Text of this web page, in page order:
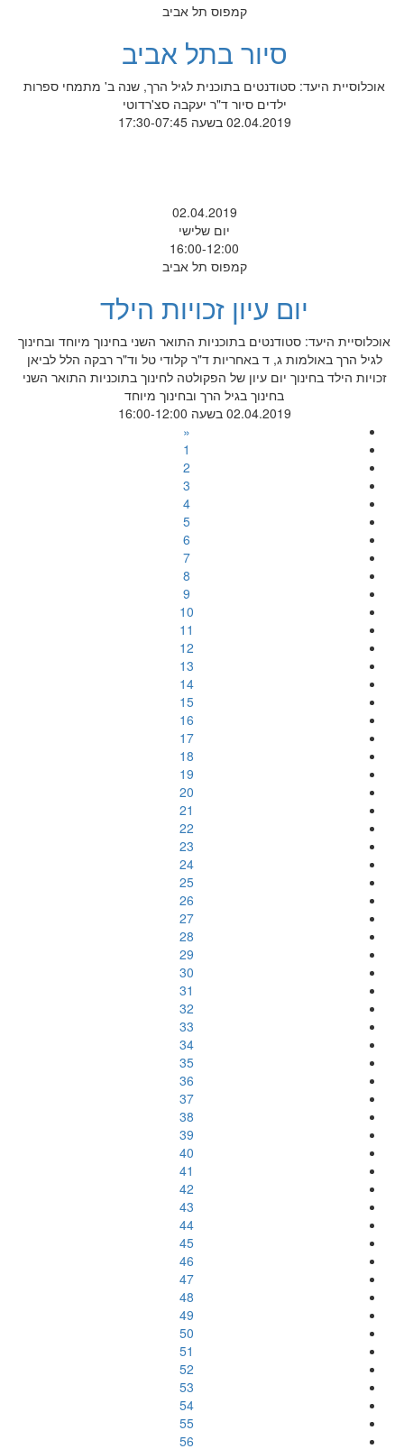
קמפוס תל אביב
סיור בתל אביב
אוכלוסיית היעד: סטודנטים בתוכנית לגיל הרך, שנה ב' מתמחי ספרות
ילדים סיור ד"ר יעקבה סצ'רדוטי
02.04.2019 בשעה 17:30-07:45
02.04.2019
יום שלישי
16:00-12:00
קמפוס תל אביב
יום עיון זכויות הילד
אוכלוסיית היעד: סטודנטים בתוכניות התואר השני בחינוך מיוחד ובחינוך
לגיל הרך באולמות ג, ד באחריות ד"ר קלודי טל וד"ר רבקה הלל לביאן
זכויות הילד בחינוך יום עיון של הפקולטה לחינוך בתוכניות התואר השני
בחינוך בגיל הרך ובחינוך מיוחד
02.04.2019 בשעה 16:00-12:00
«
1
2
3
4
5
6
7
8
9
10
11
12
13
14
15
16
17
18
19
20
21
22
23
24
25
26
27
28
29
30
31
32
33
34
35
36
37
38
39
40
41
42
43
44
45
46
47
48
49
50
51
52
53
54
55
56